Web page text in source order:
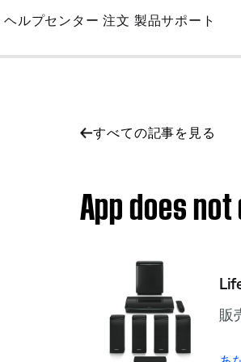
Skip
Main
ヘルプセンター 注文 製品サポート
すべての記事を見る
App does
販